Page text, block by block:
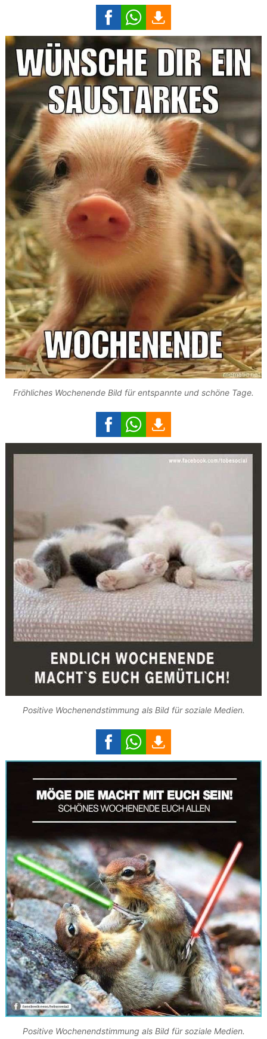
Fröhliches Wochenende Bild für entspannte und schöne Tage.
Positive Wochenendstimmung als Bild für soziale Medien.
Positive Wochenendstimmung als Bild für soziale Medien.